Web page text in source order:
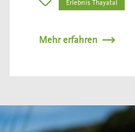
Erlebnis Thayatal
Mehr erfahren